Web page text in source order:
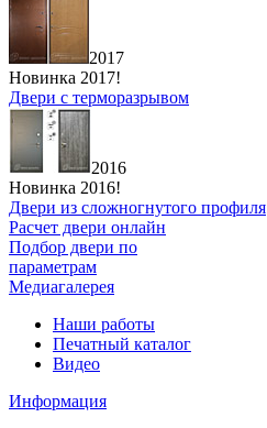
2017
Новинка 2017!
Двери с терморазрывом
2016
Новинка 2016!
Двери из сложногнутого профиля
Расчет двери онлайн
Подбор двери по
параметрам
Медиагалерея
Наши работы
Печатный каталог
Видео
Информация